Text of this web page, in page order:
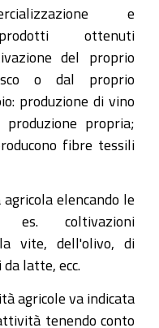
e
ottenuti
del proprio
o dal proprio
produzione di vino
propria;
fibre tessili
elencando le
es. coltivazioni
vite, dell'olivo, di
latte, ecc.
agricole va indicata
tenendo conto